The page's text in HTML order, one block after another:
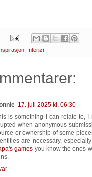
Interiør
17. juli 2025 kl. 06:30
is something I can relate to,
when anonymous
or ownership of some
are necessary,
games you know the ones